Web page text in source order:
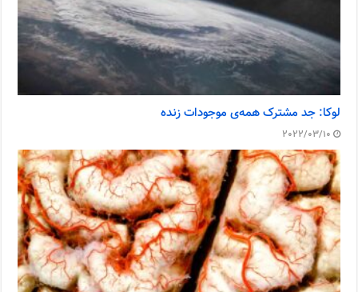
لوکا: جد مشترک همه‌ی موجودات زنده
2022/03/10